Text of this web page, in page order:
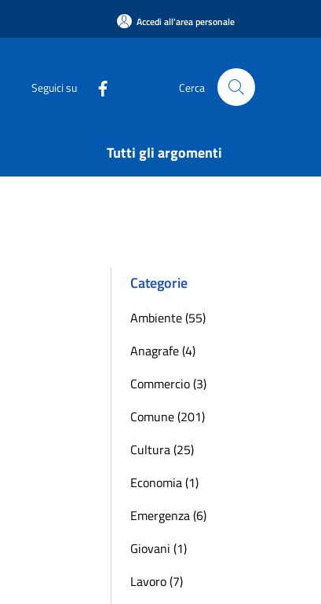
Accedi all'area personale
Seguici su Cerca
Tutti gli argomenti
Categorie
Ambiente (55)
Anagrafe (4)
Commercio (3)
Comune (201)
Cultura (25)
Economia (1)
Emergenza (6)
Giovani (1)
Lavoro (7)